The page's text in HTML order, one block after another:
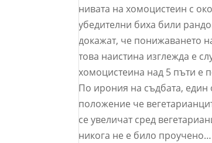
нивата на хомоцистеин с
убедителни биха били
докажат, че понижаването
това наистина изглежда е
хомоцистеина над 5 пъти е
По ирония на съдбата, един
положение че
се увеличат сред
никога не е било